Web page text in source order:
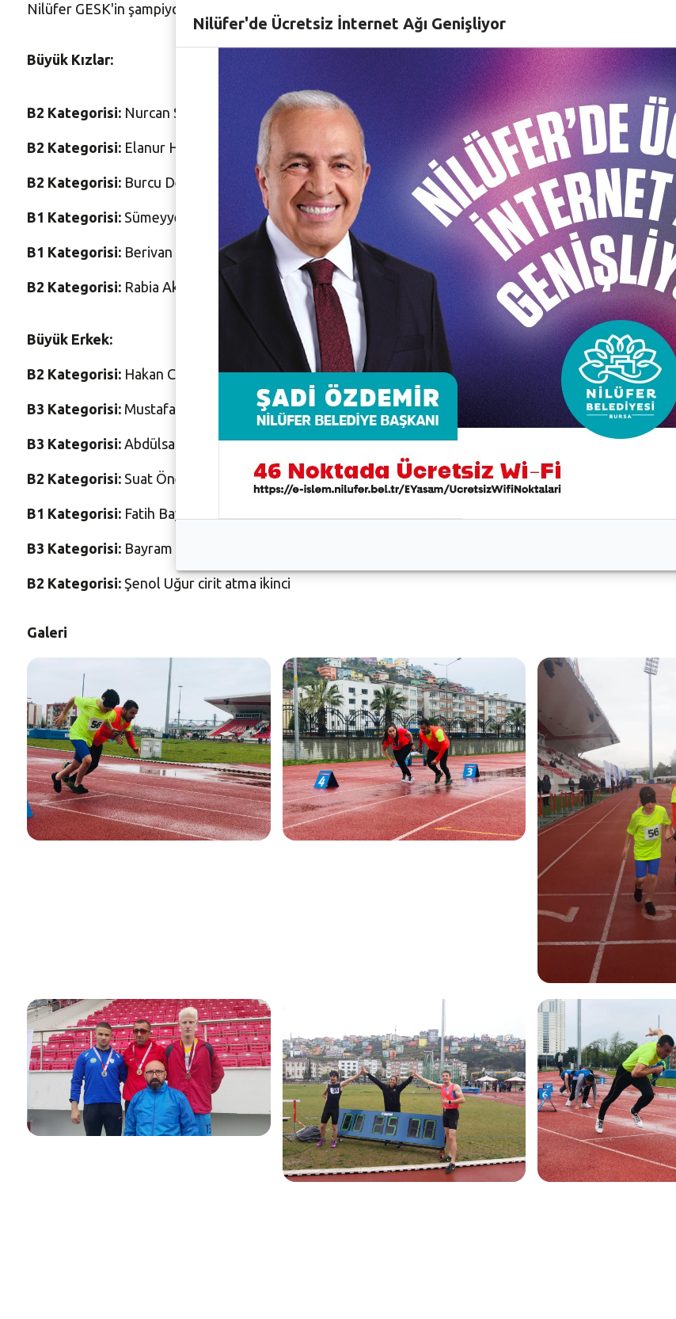
Nilüfer GESK'in şampiyonada elde ettiği diğer başarılar şöyle:
Büyük Kızlar:
B2 Kategorisi: Nurcan Saçak 100 metre birinci ve 200 metre ikinci
B2 Kategorisi: Elanur Hırçıl uzun atlama üçüncü
B2 Kategorisi: Burcu Demirtaş 400 metre ikinci
B1 Kategorisi: Sümeyye Bayram 400 metre ikinci
B1 Kategorisi: Berivan Girgin uzun atlama ikinci
B2 Kategorisi: Rabia Akova gülle atma ikinci
Büyük Erkek:
B2 Kategorisi: Hakan Cira 100 Metre birinci ve 400 metre ikinci
B3 Kategorisi: Mustafa Küçük 100 ve 200 metre birinci
B3 Kategorisi: Abdülsamet Sevim 400 metre birinci, 100 ve 200 metre ikinci
B2 Kategorisi: Suat Öner 100 metre üçüncü
B1 Kategorisi: Fatih Bayer 200 metre birinci ve 100 metre ikinci
B3 Kategorisi: Bayram Sevinç 1500 ve 5000 metre üçüncü
B2 Kategorisi: Şenol Uğur cirit atma ikinci
Galeri
Nilüfer'de Ücretsiz İnternet Ağı Genişliyor